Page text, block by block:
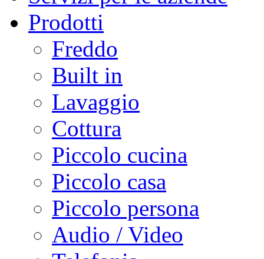
Prodotti
Freddo
Built in
Lavaggio
Cottura
Piccolo cucina
Piccolo casa
Piccolo persona
Audio / Video